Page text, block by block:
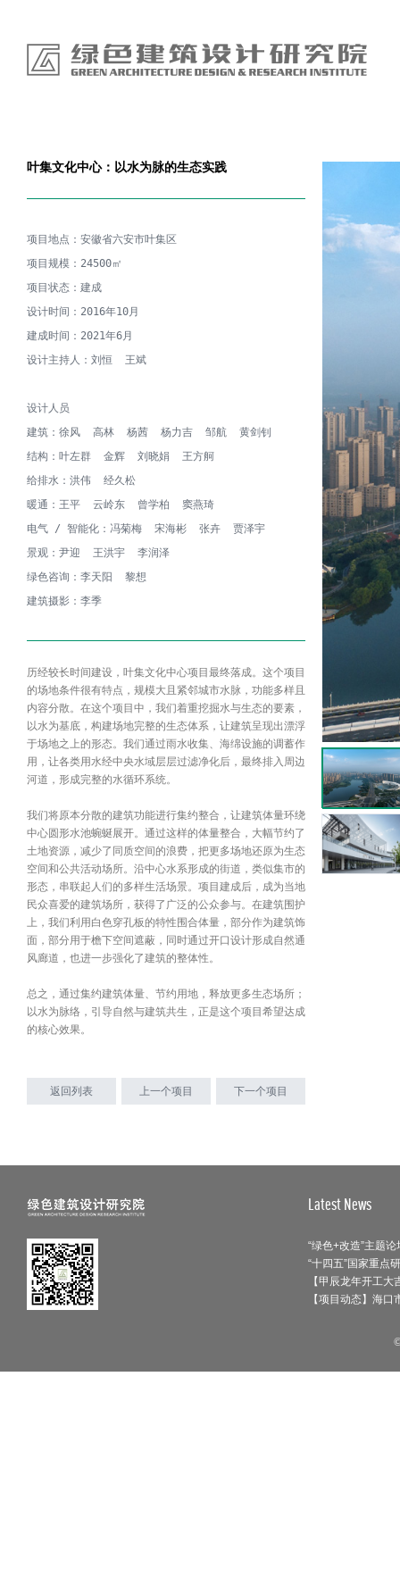
叶集文化中心：以水为脉的生态实践
项目地点：安徽省六安市叶集区
项目规模：24500㎡
项目状态：建成
设计时间：2016年10月
建成时间：2021年6月
设计主持人：刘恒  王斌
设计人员
建筑：徐风  高林  杨茜  杨力吉  邹航  黄剑钊
结构：叶左群  金辉  刘晓娟  王方舸
给排水：洪伟  经久松
暖通：王平  云岭东  曾学柏  窦燕琦
电气 / 智能化：冯菊梅  宋海彬  张卉  贾泽宇
景观：尹迎  王洪宇  李润泽
绿色咨询：李天阳  黎想
建筑摄影：李季
历经较长时间建设，叶集文化中心项目最终落成。这个项目
的场地条件很有特点，规模大且紧邻城市水脉，功能多样且
内容分散。在这个项目中，我们着重挖掘水与生态的要素，
以水为基底，构建场地完整的生态体系，让建筑呈现出漂浮
于场地之上的形态。我们通过雨水收集、海绵设施的调蓄作
用，让各类用水经中央水域层层过滤净化后，最终排入周边
河道，形成完整的水循环系统。
我们将原本分散的建筑功能进行集约整合，让建筑体量环绕
中心圆形水池蜿蜒展开。通过这样的体量整合，大幅节约了
土地资源，减少了同质空间的浪费，把更多场地还原为生态
空间和公共活动场所。沿中心水系形成的街道，类似集市的
形态，串联起人们的多样生活场景。项目建成后，成为当地
民众喜爱的建筑场所，获得了广泛的公众参与。在建筑围护
上，我们利用白色穿孔板的特性围合体量，部分作为建筑饰
面，部分用于檐下空间遮蔽，同时通过开口设计形成自然通
风廊道，也进一步强化了建筑的整体性。
总之，通过集约建筑体量、节约用地，释放更多生态场所；
以水为脉络，引导自然与建筑共生，正是这个项目希望达成
的核心效果。
返回列表 上一个项目 下一个项目
Latest News
【甲辰龙年开工
【项目动态】海